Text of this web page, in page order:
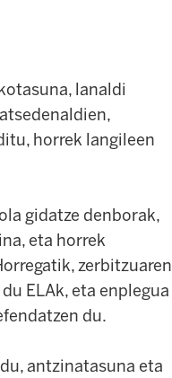
lanaldi
horrek langileen
gidatze denborak,
eta horrek
zerbitzuaren
ELAk, eta enplegua
du.
antzinatasuna eta